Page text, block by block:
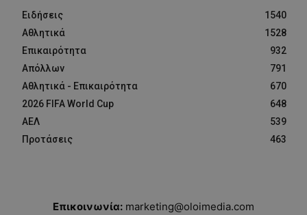
Ειδήσεις
1540
Αθλητικά
1528
Επικαιρότητα
932
Απόλλων
791
Αθλητικά - Επικαιρότητα
670
2026 FIFA World Cup
648
ΑΕΛ
539
Προτάσεις
463
Επικοινωνία: marketing@oloimedia.com